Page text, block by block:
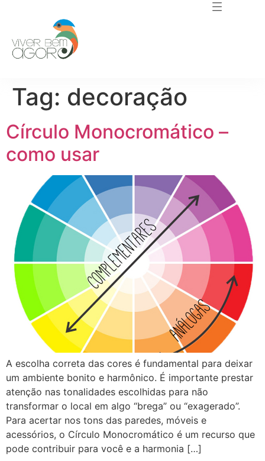
Tag: decoração
Círculo Monocromático –
como usar
A escolha correta das cores é fundamental para deixar
um ambiente bonito e harmônico. É importante prestar
atenção nas tonalidades escolhidas para não
transformar o local em algo “brega” ou “exagerado”.
Para acertar nos tons das paredes, móveis e
acessórios, o Círculo Monocromático é um recurso que
pode contribuir para você e a harmonia […]